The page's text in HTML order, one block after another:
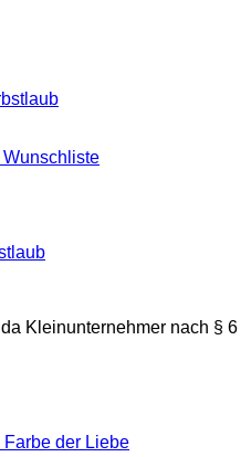
Kleinunternehmer nach § 6